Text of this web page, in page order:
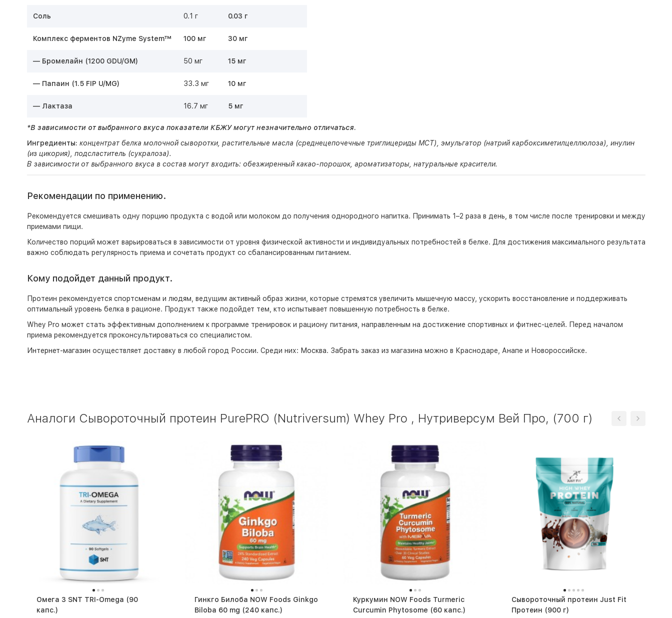
Соль 0.1 г 0.03 г
Комплекс ферментов NZyme System™ 100 мг 30 мг
— Бромелайн (1200 GDU/GM) 50 мг 15 мг
— Папаин (1.5 FIP U/MG) 33.3 мг 10 мг
— Лактаза 16.7 мг 5 мг
*В зависимости от выбранного вкуса показатели КБЖУ могут незначительно отличаться.
Ингредиенты: концентрат белка молочной сыворотки, растительные масла (среднецепочечные триглицериды МСТ), эмульгатор (натрий карбоксиметилцеллюлоза), инулин
(из цикория), подсластитель (сукралоза).
В зависимости от выбранного вкуса в состав могут входить: обезжиренный какао-порошок, ароматизаторы, натуральные красители.
Рекомендации по применению.
Рекомендуется смешивать одну порцию продукта с водой или молоком до получения однородного напитка. Принимать 1–2 раза в день, в том числе после тренировки и между
приемами пищи.
Количество порций может варьироваться в зависимости от уровня физической активности и индивидуальных потребностей в белке. Для достижения максимального результата
важно соблюдать регулярность приема и сочетать продукт со сбалансированным питанием.
Кому подойдет данный продукт.
Протеин рекомендуется спортсменам и людям, ведущим активный образ жизни, которые стремятся увеличить мышечную массу, ускорить восстановление и поддерживать
оптимальный уровень белка в рационе. Продукт также подойдет тем, кто испытывает повышенную потребность в белке.
Whey Pro может стать эффективным дополнением к программе тренировок и рациону питания, направленным на достижение спортивных и фитнес-целей. Перед началом
приема рекомендуется проконсультироваться со специалистом.
Интернет-магазин осуществляет доставку в любой город России. Среди них: Москва. Забрать заказ из магазина можно в Краснодаре, Анапе и Новороссийске.
Аналоги Сывороточный протеин PurePRO (Nutriversum) Whey Pro , Нутриверсум Вей Про, (700 г)
Омега 3 SNT TRI-Omega (90
капс.)
Гинкго Билоба NOW Foods Ginkgo
Biloba 60 mg (240 капс.)
Куркумин NOW Foods Turmeric
Curcumin Phytosome (60 капс.)
Сывороточный протеин Just Fit
Протеин (900 г)